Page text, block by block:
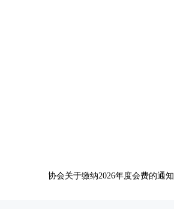
协会关于缴纳2026年度会费的通知